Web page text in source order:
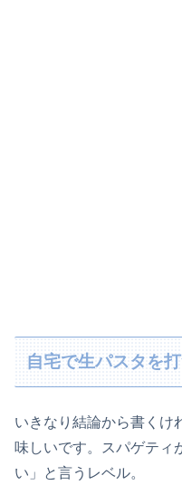
自宅で生パスタを
いきなり結論から書くけ
味しいです。スパゲティ
い」と言うレベル。